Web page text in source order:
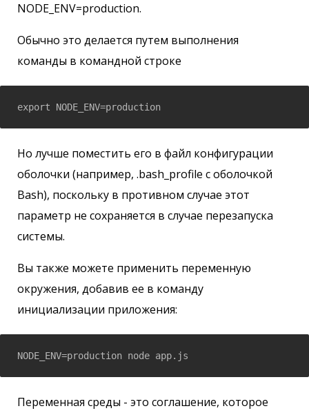
NODE_ENV=production.
Обычно это делается путем выполнения
команды в командной строке
Но лучше поместить его в файл конфигурации
оболочки (например, .bash_profile с оболочкой
Bash), поскольку в противном случае этот
параметр не сохраняется в случае перезапуска
системы.
Вы также можете применить переменную
окружения, добавив ее в команду
инициализации приложения:
Переменная среды - это соглашение, которое